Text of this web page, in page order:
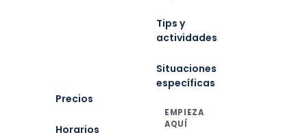
Precios
Horarios
Tips y
actividades
Situaciones
específicas
EMPIEZA
AQUÍ